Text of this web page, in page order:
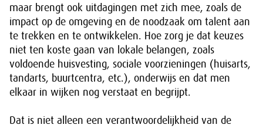
maar brengt ook uitdagingen met zich mee, zoals de
impact op de omgeving en de noodzaak om talent aan
te trekken en te ontwikkelen. Hoe zorg je dat keuzes
niet ten koste gaan van lokale belangen, zoals
voldoende huisvesting, sociale voorzieningen (huisarts,
tandarts, buurtcentra, etc.), onderwijs en dat men
elkaar in wijken nog verstaat en begrijpt.
Dat is niet alleen een verantwoordelijkheid van de